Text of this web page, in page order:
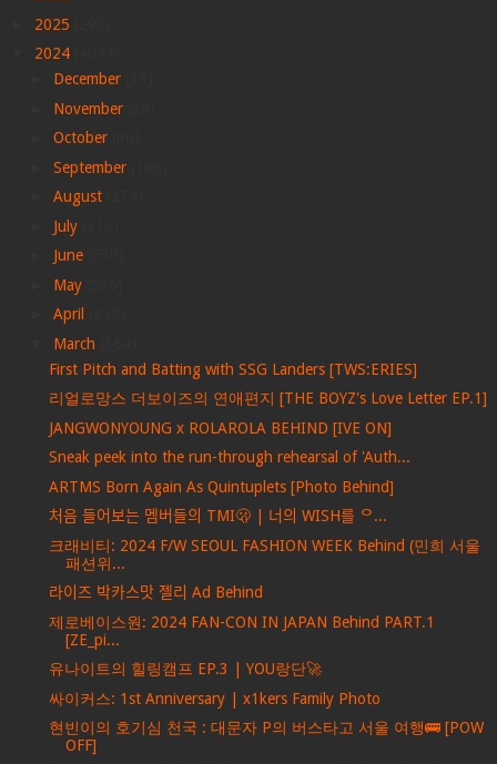
2025
2024
December
November
October
September
August
July
June
May
April
March
First Pitch and Batting with SSG Landers [TWS:ERIES]
리얼로망스 더보이즈의 연애편지 [THE BOYZ's Love Letter EP.1]
JANGWONYOUNG x ROLAROLA BEHIND [IVE ON]
Sneak peek into the run-through rehearsal of 'Auth...
ARTMS Born Again As Quintuplets [Photo Behind]
처음 들어보는 멤버들의 TMI🫢 | 너의 WISH를 ᄋ...
크래비티: 2024 F/W SEOUL FASHION WEEK Behind (민희 서울
패션위...
라이즈 박카스맛 젤리 Ad Behind
제로베이스원: 2024 FAN-CON IN JAPAN Behind PART.1
[ZE_pi...
유나이트의 힐링캠프 EP.3 | YOU랑단🚀
싸이커스: 1st Anniversary | x1kers Family Photo
현빈이의 호기심 천국 : 대문자 P의 버스타고 서울 여행🚌 [POW
OFF]